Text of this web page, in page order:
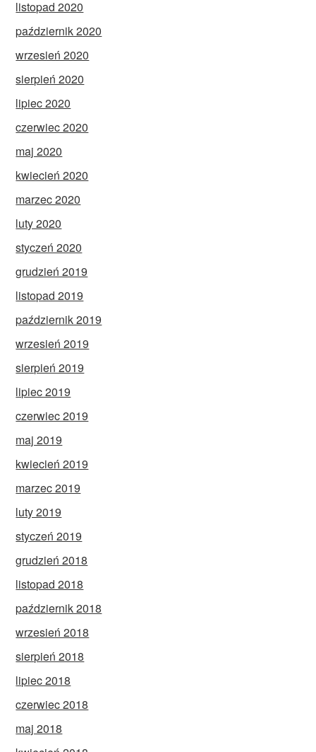
listopad 2020
październik 2020
wrzesień 2020
sierpień 2020
lipiec 2020
czerwiec 2020
maj 2020
kwiecień 2020
marzec 2020
luty 2020
styczeń 2020
grudzień 2019
listopad 2019
październik 2019
wrzesień 2019
sierpień 2019
lipiec 2019
czerwiec 2019
maj 2019
kwiecień 2019
marzec 2019
luty 2019
styczeń 2019
grudzień 2018
listopad 2018
październik 2018
wrzesień 2018
sierpień 2018
lipiec 2018
czerwiec 2018
maj 2018